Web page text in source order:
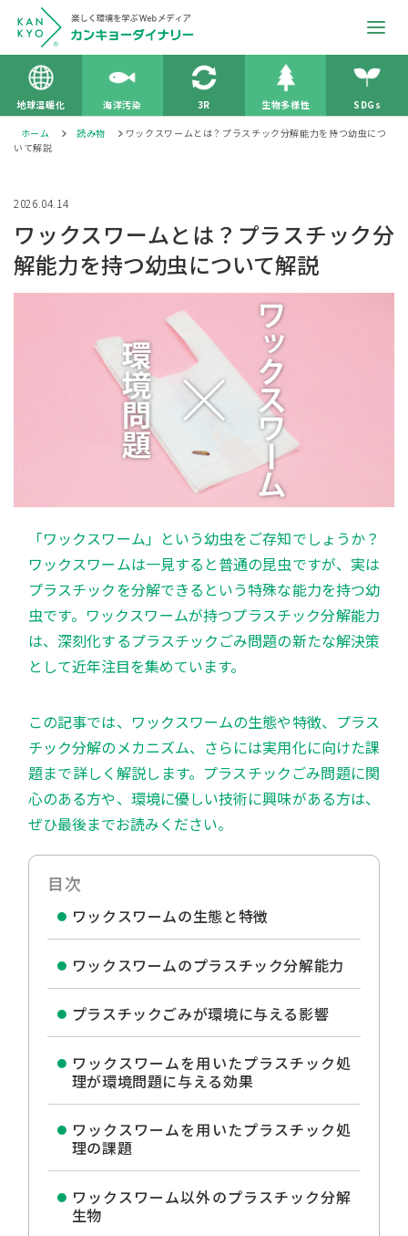
地球温暖化 海洋汚染 3R 生物多様性 SDGs
ホーム 読み物
ワックスワームとは？プラスチック分解能力を持つ幼虫につ
いて解説
2026.04.14
ワックスワームとは？プラスチック分
解能力を持つ幼虫について解説
「ワックスワーム」という幼虫をご存知でしょうか？
ワックスワームは一見すると普通の昆虫ですが、実は
プラスチックを分解できるという特殊な能力を持つ幼
虫です。ワックスワームが持つプラスチック分解能力
は、深刻化するプラスチックごみ問題の新たな解決策
として近年注目を集めています。
この記事では、ワックスワームの生態や特徴、プラス
チック分解のメカニズム、さらには実用化に向けた課
題まで詳しく解説します。プラスチックごみ問題に関
心のある方や、環境に優しい技術に興味がある方は、
ぜひ最後までお読みください。
目次
ワックスワームの生態と特徴
ワックスワームのプラスチック分解能力
プラスチックごみが環境に与える影響
ワックスワームを用いたプラスチック処
理が環境問題に与える効果
ワックスワームを用いたプラスチック処
理の課題
ワックスワーム以外のプラスチック分解
生物